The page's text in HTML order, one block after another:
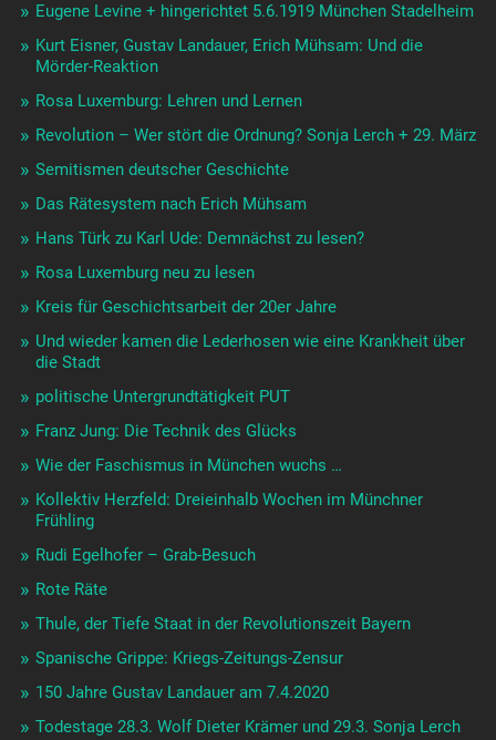
Eugene Levine + hingerichtet 5.6.1919 München Stadelheim
Kurt Eisner, Gustav Landauer, Erich Mühsam: Und die
Mörder-Reaktion
Rosa Luxemburg: Lehren und Lernen
Revolution – Wer stört die Ordnung? Sonja Lerch + 29. März
Semitismen deutscher Geschichte
Das Rätesystem nach Erich Mühsam
Hans Türk zu Karl Ude: Demnächst zu lesen?
Rosa Luxemburg neu zu lesen
Kreis für Geschichtsarbeit der 20er Jahre
Und wieder kamen die Lederhosen wie eine Krankheit über
die Stadt
politische Untergrundtätigkeit PUT
Franz Jung: Die Technik des Glücks
Wie der Faschismus in München wuchs …
Kollektiv Herzfeld: Dreieinhalb Wochen im Münchner
Frühling
Rudi Egelhofer – Grab-Besuch
Rote Räte
Thule, der Tiefe Staat in der Revolutionszeit Bayern
Spanische Grippe: Kriegs-Zeitungs-Zensur
150 Jahre Gustav Landauer am 7.4.2020
Todestage 28.3. Wolf Dieter Krämer und 29.3. Sonja Lerch